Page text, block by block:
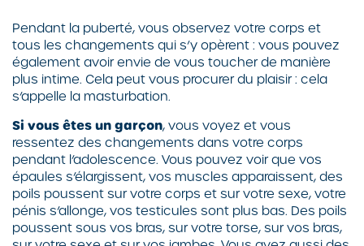
Pendant la puberté, vous observez votre corps et
tous les changements qui s’y opèrent : vous pouvez
également avoir envie de vous toucher de manière
plus intime. Cela peut vous procurer du plaisir : cela
s’appelle la masturbation.
Si vous êtes un garçon, vous voyez et vous
ressentez des changements dans votre corps
pendant l’adolescence. Vous pouvez voir que vos
épaules s’élargissent, vos muscles apparaissent, des
poils poussent sur votre corps et sur votre sexe, votre
pénis s’allonge, vos testicules sont plus bas. Des poils
poussent sous vos bras, sur votre torse, sur vos bras,